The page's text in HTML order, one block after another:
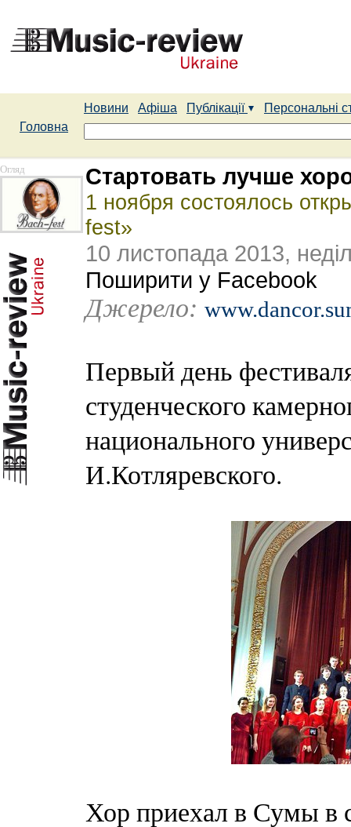
Новини Афіша Публікації
Персональні
Головна
Огляд Стартовать лучше
1 ноября состоялось
fest»
10 листопада 2013,
Поширити у Facebook
Джерело:
Первый день
студенческого
национального
И.Котляревского.
Хор приехал в Сумы в